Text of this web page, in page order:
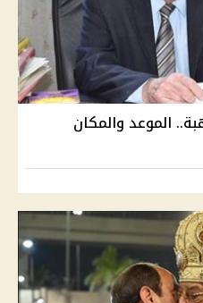
الموعد والمكان